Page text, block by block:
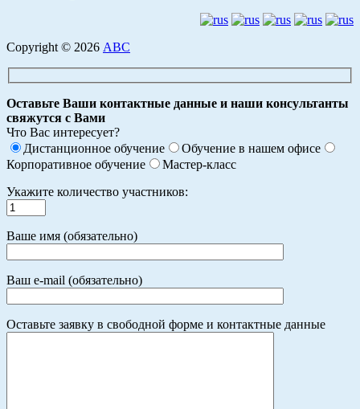
Copyright © 2026 АВС
Оставьте Ваши контактные данные и наши консультанты
свяжутся с Вами
Что Вас интересует?
Дистанционное обучение
Обучение в нашем офисе
Корпоративное обучение
Мастер-класс
Укажите количество участников:
Ваше имя (обязательно)
Ваш e-mail (обязательно)
Оставьте заявку в свободной форме и контактные данные